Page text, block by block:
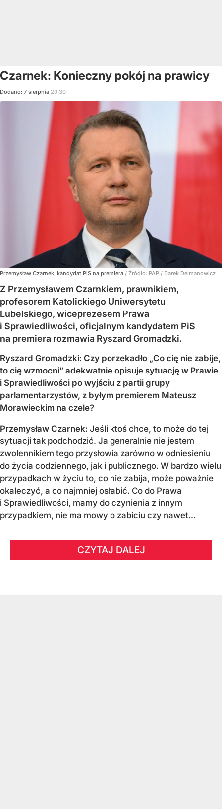
Czarnek: Konieczny pokój na prawicy
Dodano: 7 sierpnia 20:30
Przemysław Czarnek, kandydat PiS na premiera / Źródło: PAP / Darek Delmanowicz
Z Przemysławem Czarnkiem, prawnikiem,
profesorem Katolickiego Uniwersytetu
Lubelskiego, wiceprezesem Prawa
i Sprawiedliwości, oficjalnym kandydatem PiS
na premiera rozmawia Ryszard Gromadzki.
Ryszard Gromadzki: Czy porzekadło „Co cię nie zabije,
to cię wzmocni” adekwatnie opisuje sytuację w Prawie
i Sprawiedliwości po wyjściu z partii grupy
parlamentarzystów, z byłym premierem Mateusz
Morawieckim na czele?
Przemysław Czarnek: Jeśli ktoś chce, to może do tej
sytuacji tak podchodzić. Ja generalnie nie jestem
zwolennikiem tego przysłowia zarówno w odniesieniu
do życia codziennego, jak i publicznego. W bardzo wielu
przypadkach w życiu to, co nie zabija, może poważnie
okaleczyć, a co najmniej osłabić. Co do Prawa
i Sprawiedliwości, mamy do czynienia z innym
przypadkiem, nie ma mowy o zabiciu czy nawet...
CZYTAJ DALEJ